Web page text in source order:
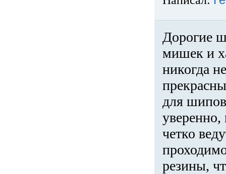
Дорогие
мишек и
никогда
для
четко
резины,